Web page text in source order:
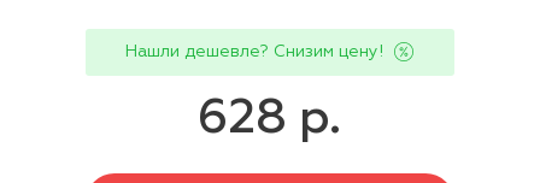
Нашли дешевле? Снизим цену!
628 р.